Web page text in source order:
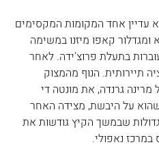
עדיין אחד המקומות המקסימים
ומגדלור קאפו מיזנו במשימה
בתעלת פרוצ'ידה. לאחר
תיירותית. הנוף מהמצוק
גרנדה, את מונטה די
על היבשת, מצידה האחר
שבמשך הקיץ גודשות את
נאפולי.